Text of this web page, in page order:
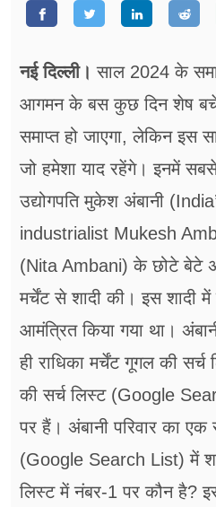
जीवन मंत्रा
फूड
सेहत
ब्‍यूटी
जॉब्स
शिक्षा
अन्य खबरें
नई दिल्ली। साल 2024 के
आगमन के बस कुछ दिन शेष
समाप्त हो जाएगा, लेकिन इस
जो हमेशा याद रहेंगे। इनमें
उद्योगपति मुकेश अंबानी
industrialist Mukesh
(Nita Ambani) के छोटे बेटे
मर्चेंट से शादी की। इस शादी
आमंत्रित किया गया था।
ही राधिका मर्चेंट गूगल की
की सर्च लिस्ट (Google
पर हैं। अंबानी परिवार का
(Google Search List) में
लिस्ट में नंबर-1 पर कौन है?